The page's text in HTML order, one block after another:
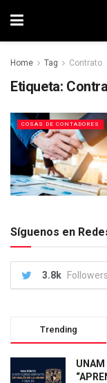
Home Tag Contrato
Etiqueta:
COSAS DE CONTADORES
Síguenos en
3.8k Followers
Trending